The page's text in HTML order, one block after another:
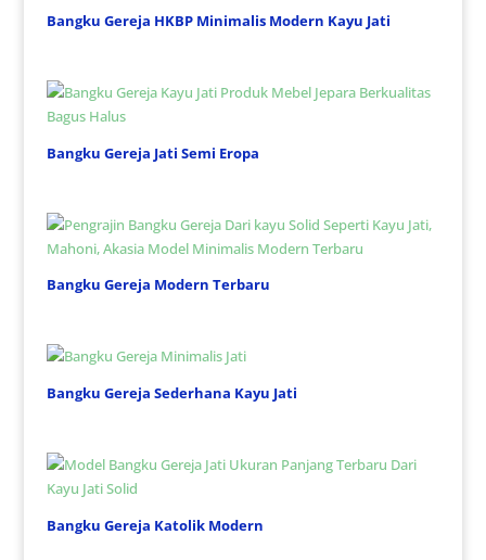
Bangku Gereja HKBP Minimalis Modern Kayu Jati
Bangku Gereja Jati Semi Eropa
Bangku Gereja Modern Terbaru
Bangku Gereja Sederhana Kayu Jati
Bangku Gereja Katolik Modern